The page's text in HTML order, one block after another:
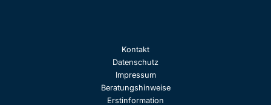
Kontakt
Datenschutz
Impressum
Beratungshinweise
Erstinformation